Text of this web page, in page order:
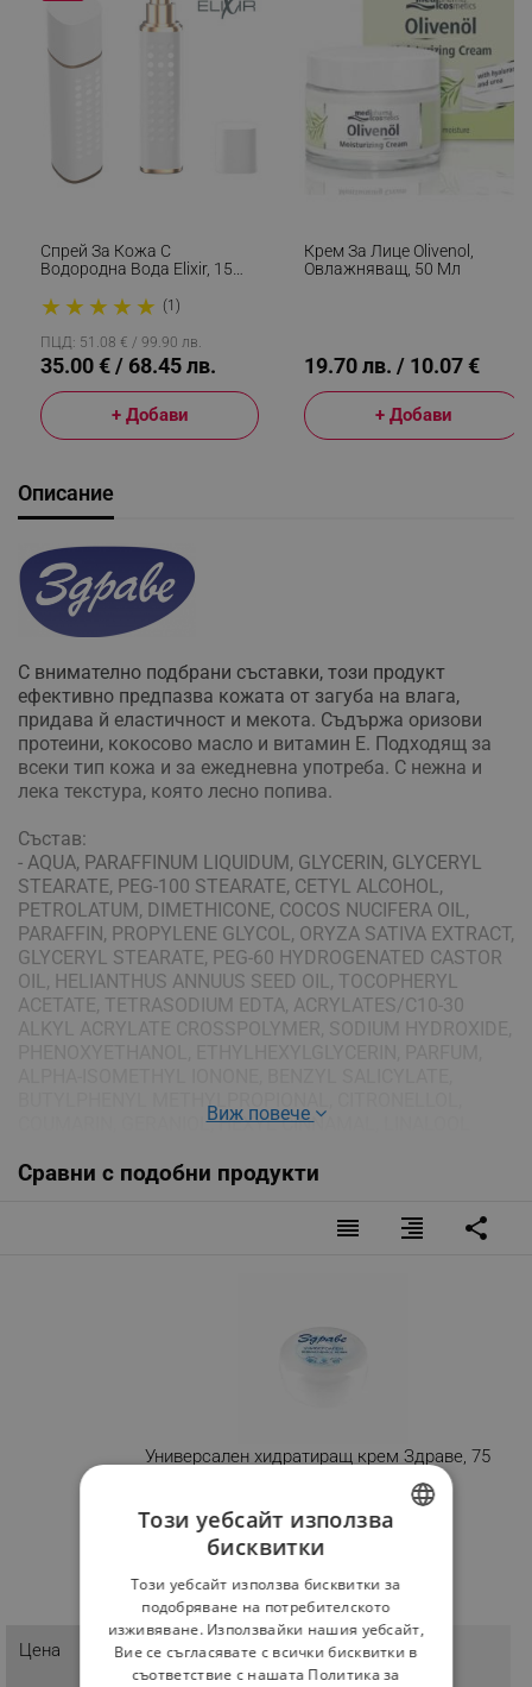
Спрей За Кожа С
Водородна Вода Elixir, 15
Ефект, Антиоксидантно
Действие, Бял
★ ★ ★ ★ ★ (1)
ПЦД: 51.08 € / 99.90 лв.
35.00 € / 68.45 лв.
+ Добави
Крем За Лице Olivenol,
Овлажняващ, 50 Мл
19.70 лв. / 10.07 €
+ Добави
Описание
С внимателно подбрани съставки, този продукт
ефективно предпазва кожата от загуба на влага,
придава й еластичност и мекота. Съдържа оризови
протеини, кокосово масло и витамин Е. Подходящ за
всеки тип кожа и за ежедневна употреба. С нежна и
лека текстура, която лесно попива.
Състав:
- AQUA, PARAFFINUM LIQUIDUM, GLYCERIN, GLYCERYL
STEARATE, PEG-100 STEARATE, CETYL ALCOHOL,
PETROLATUM, DIMETHICONE, COCOS NUCIFERA OIL,
PARAFFIN, PROPYLENE GLYCOL, ORYZA SATIVA EXTRACT,
GLYCERYL STEARATE, PEG-60 HYDROGENATED CASTOR
OIL, HELIANTHUS ANNUUS SEED OIL, TOCOPHERYL
ACETATE, TETRASODIUM EDTA, ACRYLATES/C10-30
ALKYL ACRYLATE CROSSPOLYMER, SODIUM HYDROXIDE,
COUMARIN, GERANIOL, HEXYL CINNAMAL, LINALOOL
Начин на употреба:
- Арома Козметикс България АД
Виж повече
Сравни с подобни продукти
reorder format_align_right share
Универсален хидратиращ крем Здраве, 75
Разглеждате този продукт
Цена 2.40 € / 4.69 лв.
ROMANIAN
Този уебсайт използва
бисквитки
Този уебсайт използва бисквитки за
подобряване на потребителското
изживяване. Използвайки нашия уебсайт,
Вие се съгласявате с всички бисквитки в
съответствие с нашата Политика за